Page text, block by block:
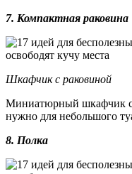
7. Компактная раковина
Шкафчик с раковиной
Миниатюрный шкафчик
нужно для небольшого
8. Полка